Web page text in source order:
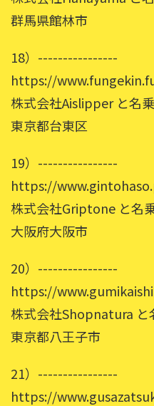
群馬県館林市
18）----------------
https://
株式会社Aislipper と名
東京都台東区
19）----------------
https://
株式会社Griptone と名
大阪府大阪市
20）----------------
https://
株式会社Shopnatura と
東京都八王子市
21）----------------
https://